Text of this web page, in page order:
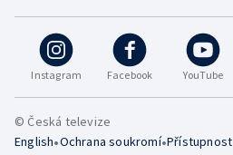
Instagram Facebook YouTube
© Česká televize
English•Ochrana soukromí•Přístupnost